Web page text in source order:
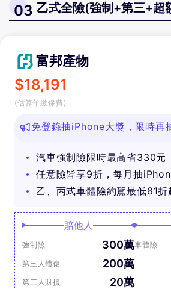
03 乙式全險(強制+第三+超
富邦產物
$18,191
(估算年繳保費)
免登錄抽iPhone大獎，限時再
汽車強制險限時最高省330元
任意險皆享9折，每月抽
乙、丙式車體險約駕最低81折
賠他人
強制險 300萬
第三人體傷 200萬
第三人財損 20萬
車體險